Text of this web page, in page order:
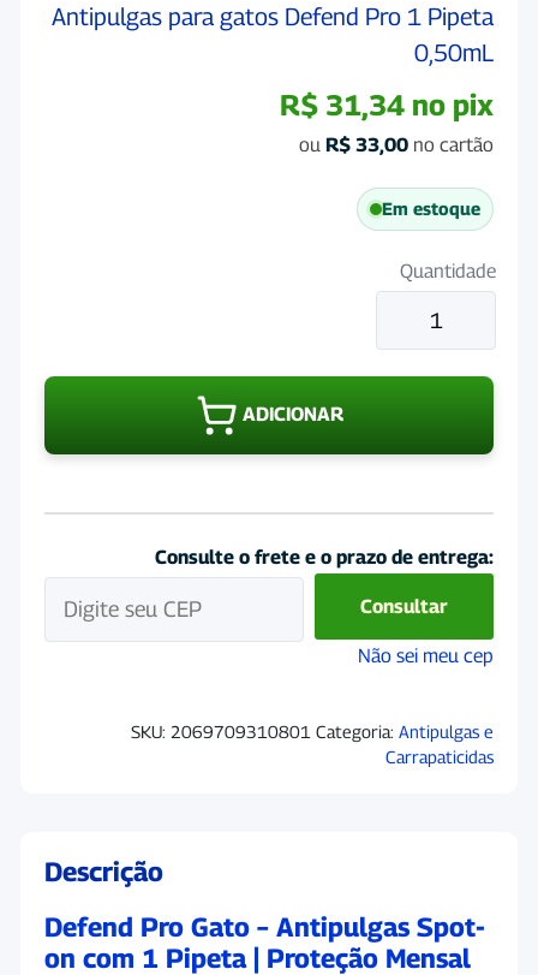
Antipulgas para gatos Defend Pro 1 Pipeta
0,50mL
R$ 31,34 no pix
ou R$ 33,00 no cartão
Em estoque
Quantidade
Antipulgas
gatos
ADICIONAR
Consulte o frete e o prazo de entrega:
Consultar
Não sei meu cep
SKU: 2069709310801 Categoria: Antipulgas e
Carrapaticidas
Descrição
Defend Pro Gato – Antipulgas Spot-
on com 1 Pipeta | Proteção Mensal